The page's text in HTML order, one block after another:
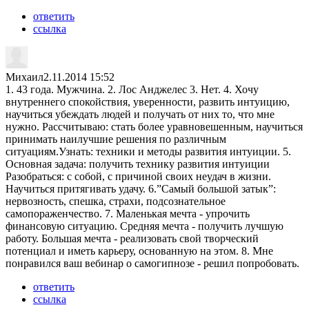
ответить
ссылка
Михаил2.11.2014 15:52
1. 43 года. Мужчина. 2. Лос Анджелес 3. Нет. 4. Хочу
внутреннего спокойствия, уверенности, развить интуицию,
научиться убеждать людей и получать от них то, что мне
нужно. Рассчитываю: стать более уравновешенным, научиться
принимать наилучшие решения по различным
ситуациям.Узнать: техники и методы развития интуиции. 5.
Основная задача: получить технику развития интуиции
Разобраться: с собой, с причиной своих неудач в жизни.
Научиться притягивать удачу. 6.”Самый большой затык”:
нервозность, спешка, страхи, подсознательное
самопораженчество. 7. Маленькая мечта - упрочить
финансовую ситуацию. Средняя мечта - получить лучшую
работу. Большая мечта - реализовать свой творческий
потенциал и иметь карьеру, основанную на этом. 8. Мне
понравился ваш вебинар о самогипнозе - решил попробовать.
ответить
ссылка